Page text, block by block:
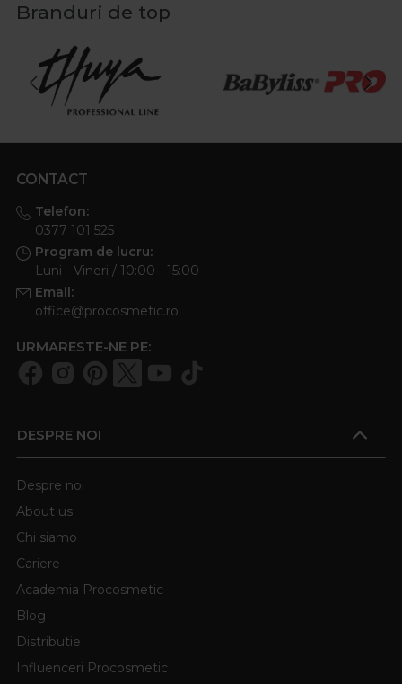
Branduri de top
CONTACT
Telefon:
0377 101 525
Program de lucru:
Luni - Vineri / 10:00 - 15:00
Email:
office@procosmetic.ro
URMARESTE-NE PE:
DESPRE NOI
Despre noi
About us
Chi siamo
Cariere
Academia Procosmetic
Blog
Distributie
Influenceri Procosmetic